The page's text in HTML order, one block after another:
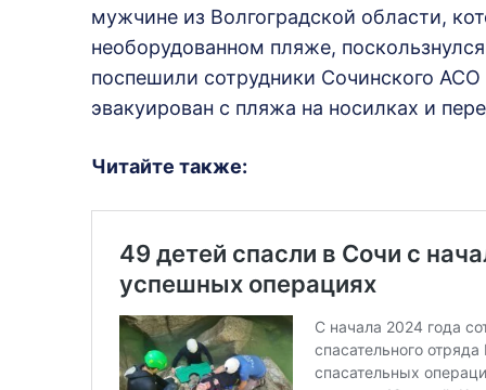
мужчине из Волгоградской области,
необорудованном пляже,
поспешили сотрудники Сочинского
эвакуирован с пляжа на носилках и
Читайте также: